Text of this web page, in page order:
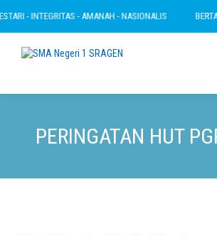
- INTEGRITAS - AMANAH - NASIONALIS
PERINGATAN HUT